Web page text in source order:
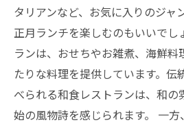
タリアンなど、お気に入りのジャ
正月ランチを楽しむのもいいでし
ランは、おせちやお雑煮、海鮮料
たりな料理を提供しています。伝
べられる和食レストランは、和の
始の風物詩を感じられます。 一